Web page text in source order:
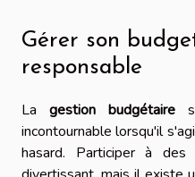
Gérer son
responsable
La gestion budgétaire
incontournable lorsqu'il
hasard. Participer à